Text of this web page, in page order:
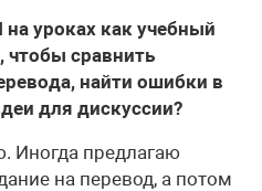
уроках как учебный
чтобы сравнить
найти ошибки в
для дискуссии?
Иногда предлагаю
на перевод, а потом